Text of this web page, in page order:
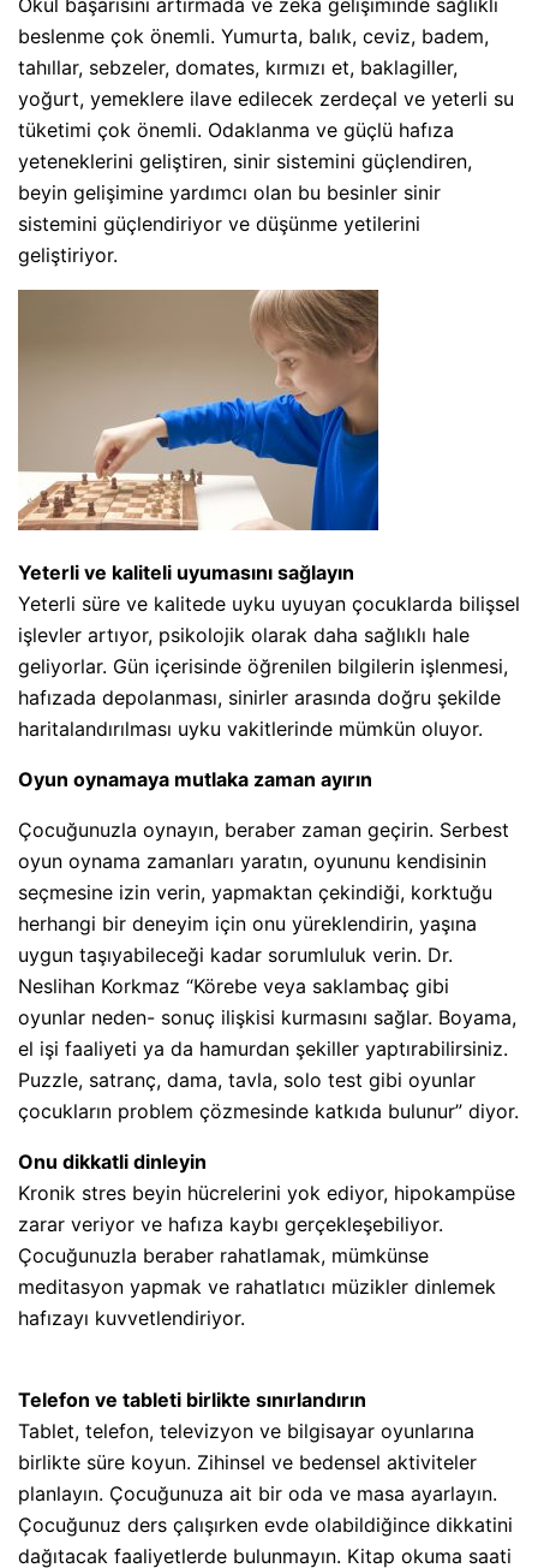
beslenme çok önemli. Yumurta, balık, ceviz, badem,
tahıllar, sebzeler, domates, kırmızı et, baklagiller,
yoğurt, yemeklere ilave edilecek zerdeçal ve yeterli su
tüketimi çok önemli. Odaklanma ve güçlü hafıza
yeteneklerini geliştiren, sinir sistemini güçlendiren,
beyin gelişimine yardımcı olan bu besinler sinir
sistemini güçlendiriyor ve düşünme yetilerini
geliştiriyor.
Yeterli ve kaliteli uyumasını sağlayın
Yeterli süre ve kalitede uyku uyuyan çocuklarda bilişsel
işlevler artıyor, psikolojik olarak daha sağlıklı hale
geliyorlar. Gün içerisinde öğrenilen bilgilerin işlenmesi,
hafızada depolanması, sinirler arasında doğru şekilde
haritalandırılması uyku vakitlerinde mümkün oluyor.
Oyun oynamaya mutlaka zaman ayırın
Çocuğunuzla oynayın, beraber zaman geçirin. Serbest
oyun oynama zamanları yaratın, oyununu kendisinin
seçmesine izin verin, yapmaktan çekindiği, korktuğu
herhangi bir deneyim için onu yüreklendirin, yaşına
uygun taşıyabileceği kadar sorumluluk verin. Dr.
Neslihan Korkmaz “Körebe veya saklambaç gibi
oyunlar neden- sonuç ilişkisi kurmasını sağlar. Boyama,
el işi faaliyeti ya da hamurdan şekiller yaptırabilirsiniz.
Puzzle, satranç, dama, tavla, solo test gibi oyunlar
çocukların problem çözmesinde katkıda bulunur” diyor.
Onu dikkatli dinleyin
Kronik stres beyin hücrelerini yok ediyor, hipokampüse
zarar veriyor ve hafıza kaybı gerçekleşebiliyor.
Çocuğunuzla beraber rahatlamak, mümkünse
meditasyon yapmak ve rahatlatıcı müzikler dinlemek
hafızayı kuvvetlendiriyor.
Telefon ve tableti birlikte sınırlandırın
Tablet, telefon, televizyon ve bilgisayar oyunlarına
birlikte süre koyun. Zihinsel ve bedensel aktiviteler
planlayın. Çocuğunuza ait bir oda ve masa ayarlayın.
Çocuğunuz ders çalışırken evde olabildiğince dikkatini
dağıtacak faaliyetlerde bulunmayın. Kitap okuma saati